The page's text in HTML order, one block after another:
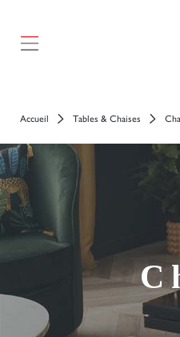
Accueil Tables & Chaises